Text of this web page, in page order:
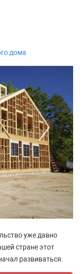
дома
уже давно
стране этот
развиваться.